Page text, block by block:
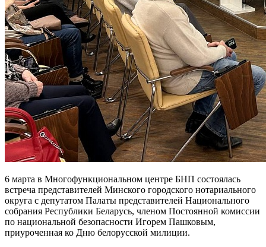
6 марта в Многофункциональном центре БНП состоялась
встреча представителей Минского городского нотариального
округа с депутатом Палаты представителей Национального
собрания Республики Беларусь, членом Постоянной комиссии
по национальной безопасности Игорем Пашковым,
приуроченная ко Дню белорусской милиции.